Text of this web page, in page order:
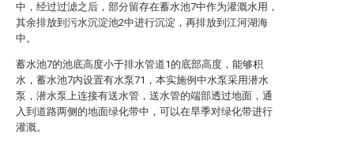
中，经过过滤之后，部分留存在蓄水池7中作为灌溉水用，
其余排放到污水沉淀池2中进行沉淀，再排放到江河湖海
中。
蓄水池7的池底高度小于排水管道1的底部高度，能够积
水，蓄水池7内设置有水泵71，本实施例中水泵采用潜水
泵，潜水泵上连接有送水管，送水管的端部透过地面，通
入到道路两侧的地面绿化带中，可以在旱季对绿化带进行
灌溉。